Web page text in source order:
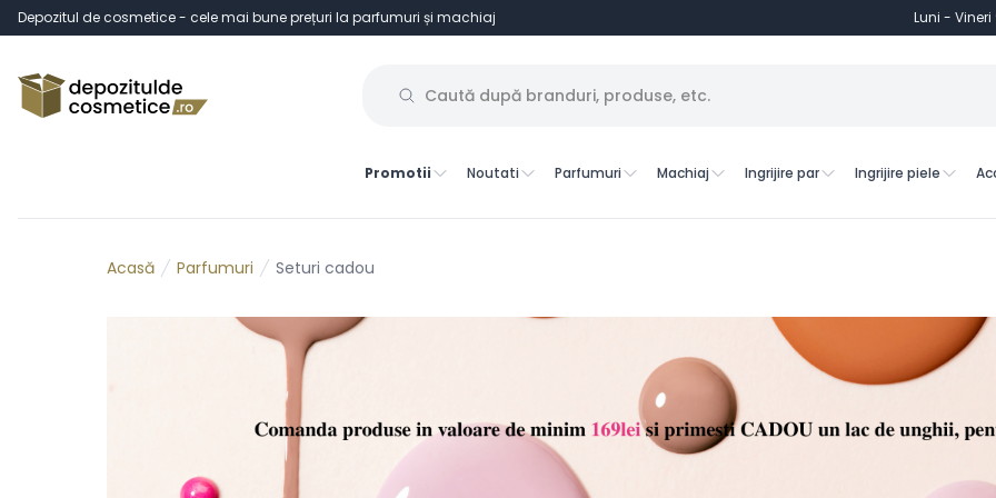
Depozitul de cosmetice - cele mai bune prețuri la parfumuri și machiaj Luni - Vineri
Promotii Noutati Parfumuri Machiaj Ingrijire par Ingrijire piele
Acasă Parfumuri Seturi cadou